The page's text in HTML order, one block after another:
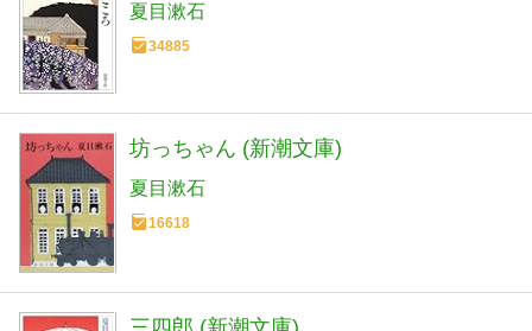
夏目漱石
34885
坊っちゃん (新潮文庫)
夏目漱石
16618